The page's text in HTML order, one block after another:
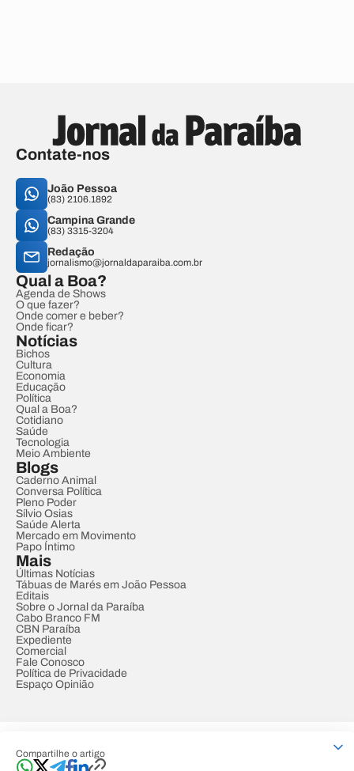
Compartilhe o artigo
Contate-nos
João Pessoa
(83) 2106.1892
Campina Grande
(83) 3315-3204
Redação
jornalismo@jornaldaparaiba.com.br
Qual a Boa?
Agenda de Shows
O que fazer?
Onde comer e beber?
Onde ficar?
Notícias
Bichos
Cultura
Economia
Educação
Política
Qual a Boa?
Cotidiano
Saúde
Tecnologia
Meio Ambiente
Blogs
Caderno Animal
Conversa Política
Pleno Poder
Sílvio Osias
Saúde Alerta
Mercado em Movimento
Papo Íntimo
Mais
Últimas Notícias
Tábuas de Marés em João Pessoa
Editais
Sobre o Jornal da Paraíba
Cabo Branco FM
CBN Paraíba
Expediente
Comercial
Fale Conosco
Política de Privacidade
Espaço Opinião